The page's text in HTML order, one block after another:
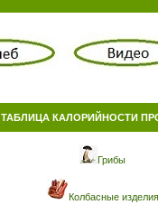
ТАБЛИЦА КАЛОРИЙНОСТИ
Грибы
Колбасные изделия